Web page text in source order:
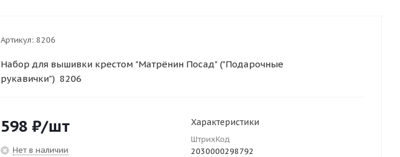
Артикул: 8206
Набор для вышивки крестом "Матрёнин Посад" ("Подарочные
рукавички") 8206
598 ₽/шт
Нет в наличии
Характеристики
ШтрихКод
2030000298792